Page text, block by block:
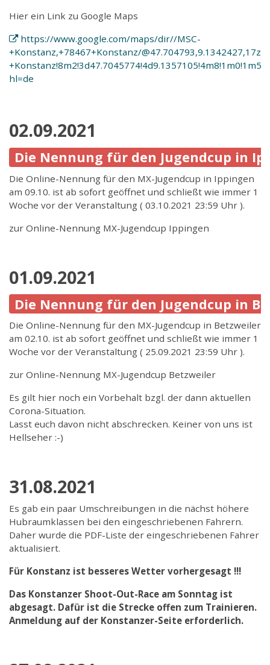
Hier ein Link zu Google Maps
https://www.google.com/maps/dir//MSC-
+Konstanz,+78467+Konstanz/
hl=de
02.09.2021
Die Nennung für den Jugendcup in
Die Online-Nennung für den MX-Jugendcup in Ippingen
am 09.10. ist ab sofort geöffnet und schließt wie immer 1
Woche vor der Veranstaltung ( 03.10.2021 23:59 Uhr ).
zur Online-Nennung MX-Jugendcup Ippingen
01.09.2021
Die Nennung für den Jugendcup in
Die Online-Nennung für den MX-Jugendcup in Betzweiler
am 02.10. ist ab sofort geöffnet und schließt wie immer 1
Woche vor der Veranstaltung ( 25.09.2021 23:59 Uhr ).
zur Online-Nennung MX-Jugendcup Betzweiler
Es gilt hier noch ein Vorbehalt bzgl. der dann aktuellen
Corona-Situation.
Lasst euch davon nicht abschrecken. Keiner von uns ist
Hellseher :-)
31.08.2021
Es gab ein paar Umschreibungen in die nächst höhere
Hubraumklassen bei den eingeschriebenen Fahrern.
Daher wurde die PDF-Liste der eingeschriebenen Fahrer
aktualisiert.
Für Konstanz ist besseres Wetter vorhergesagt !!!
Das Konstanzer Shoot-Out-Race am Sonntag ist
abgesagt. Dafür ist die Strecke offen zum Trainieren.
Anmeldung auf der Konstanzer-Seite erforderlich.